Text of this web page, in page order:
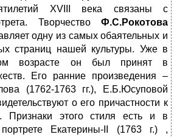
XVIII века связаны с
Творчество Ф.С.Рокотова
одну из самых обаятельных и
страниц нашей культуры. Уже в
возрасте он был принят в
Его ранние произведения –
(1762-1763 гг.), Е.Б.Юсуповой
о его причастности к
Признаки этого стиля есть и в
Екатерины-II (1763 г.) ,